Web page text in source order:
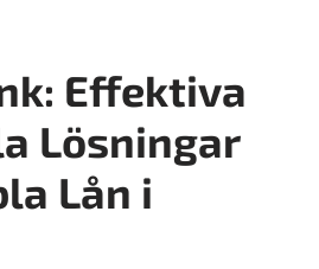
Effektiva
Lösningar
Lån i